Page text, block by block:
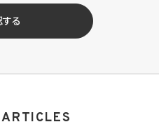
等（以下「規約等」といいます。）に違反す
人情報（(i)当社サービスにおける顧客に関
る